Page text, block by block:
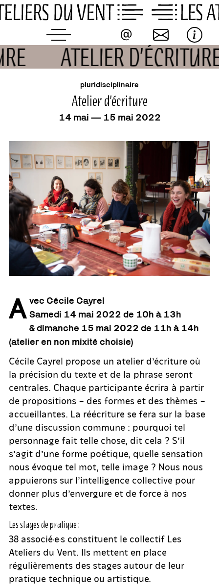
Skip
to
ATELIER
événement
pluridisciplinaire
Atelier d’écriture
14 mai — 15 mai 2022
A vec Cécile Cayrel
Samedi 14 mai 2022 de 10h à 13h
& dimanche 15 mai 2022 de 11h à 14h
(atelier en non mixité choisie)
Cécile Cayrel propose un atelier d’écriture où
la précision du texte et de la phrase seront
centrales. Chaque participante écrira à partir
de propositions – des formes et des thèmes –
accueillantes. La réécriture se fera sur la base
d’une discussion commune : pourquoi tel
personnage fait telle chose, dit cela ? S’il
s’agit d’une forme poétique, quelle sensation
nous évoque tel mot, telle image ? Nous nous
appuierons sur l’intelligence collective pour
donner plus d’envergure et de force à nos
textes.
Les stages de pratique :
38 associé·e·s constituent le collectif Les
Ateliers du Vent. Ils mettent en place
régulièrements des stages autour de leur
pratique technique ou artistique.